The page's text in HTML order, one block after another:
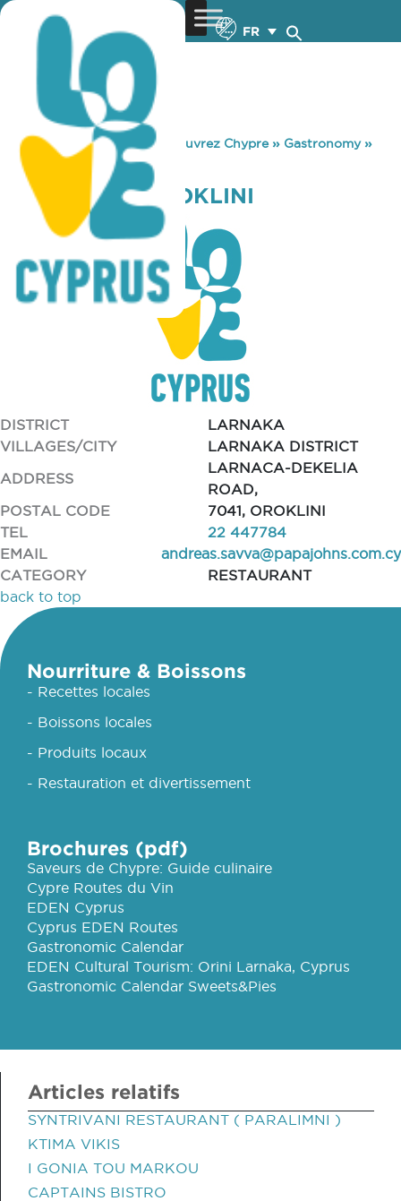
FR
You are here: Home »Découvrez Chypre» Gastronomy»
PAPAJOHNS OROKLINI
PAPAJOHNS OROKLINI
DISTRICT
LARNAKA
VILLAGES/CITY
LARNAKA DISTRICT
ADDRESS
LARNACA-DEKELIA
ROAD,
POSTAL CODE
7041, OROKLINI
TEL
22 447784
EMAIL
andreas.savva@papajohns.com.cy
CATEGORY
RESTAURANT
back to top
Nourriture & Boissons
- Recettes locales
- Boissons locales
- Produits locaux
- Restauration et divertissement
Brochures (pdf)
Saveurs de Chypre: Guide culinaire
Cypre Routes du Vin
EDEN Cyprus
Cyprus EDEN Routes
Gastronomic Calendar
EDEN Cultural Tourism: Orini Larnaka, Cyprus
Gastronomic Calendar Sweets&Pies
Articles relatifs
SYNTRIVANI RESTAURANT ( PARALIMNI )
KTIMA VIKIS
I GONIA TOU MARKOU
CAPTAINS BISTRO